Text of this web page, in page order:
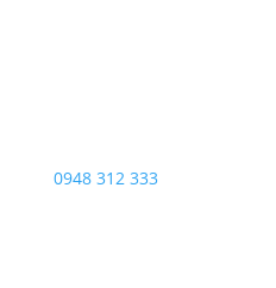
0948 312 333